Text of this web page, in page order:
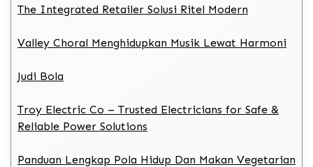
The Integrated Retailer Solusi Ritel Modern
Valley Choral Menghidupkan Musik Lewat Harmoni
Judi Bola
Troy Electric Co – Trusted Electricians for Safe &
Reliable Power Solutions
Panduan Lengkap Pola Hidup Dan Makan Vegetarian